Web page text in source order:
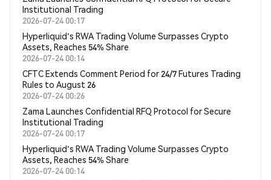
Institutional Trading
2026-07-24 00:17
Hyperliquid's RWA Trading Volume Surpasses Crypto
Assets, Reaches 54% Share
2026-07-24 00:14
CFTC Extends Comment Period for 24/7 Futures Trading
Rules to August 26
2026-07-24 00:26
Zama Launches Confidential RFQ Protocol for Secure
Institutional Trading
2026-07-24 00:17
Hyperliquid's RWA Trading Volume Surpasses Crypto
Assets, Reaches 54% Share
2026-07-24 00:14